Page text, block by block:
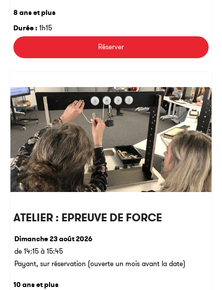
Durée : 1h15
8 ans et plus
Réserver
ATELIER : EPREUVE DE FORCE
Dimanche 23 août 2026
de 14:15 à 15:45
Payant, sur réservation (ouverte un mois avant la date)
10 ans et plus